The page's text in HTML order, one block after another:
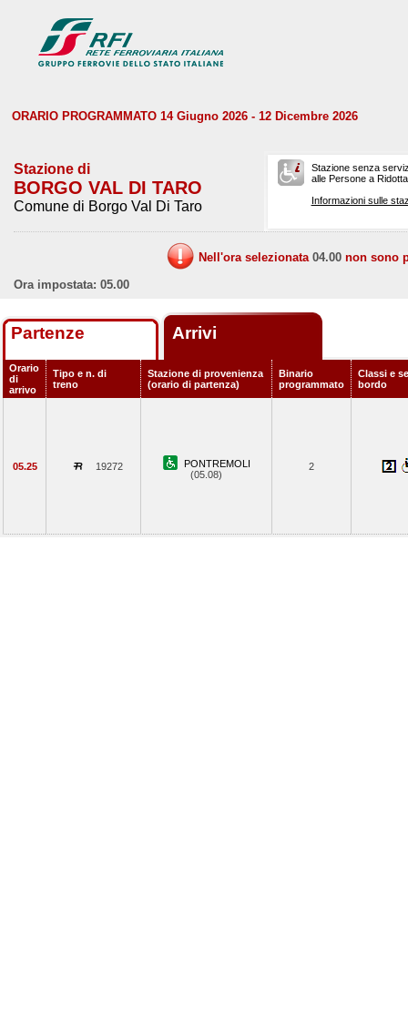
ORARIO PROGRAMMATO 14 Giugno 2026 - 12 Dicembre 2026
Stazione di
BORGO VAL DI TARO
Comune di Borgo Val Di Taro
Stazione senza
alle Persone a
Informazioni sulle
Nell'ora selezionata 04.00 non sono
Ora impostata: 05.00
Partenze Arrivi
Orario
di
arrivo
Tipo e n. di
treno
Stazione di provenienza
(orario di partenza)
Binario
programmato
Classi e
bordo
05.25 19272
PONTREMOLI
(05.08)
2